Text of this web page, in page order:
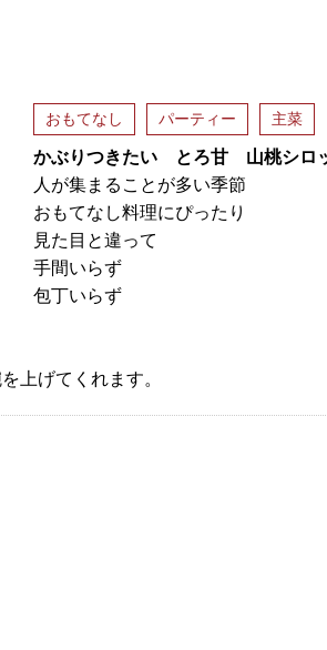
おもてなし パーティー 主菜
かぶりつきたい とろ甘 山桃シロ
人が集まることが多い季節
おもてなし料理にぴったり
見た目と違って
手間いらず
包丁いらず
上げてくれます。